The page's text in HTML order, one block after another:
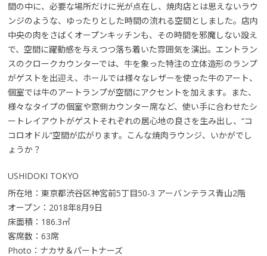
間の中に、必要な場所だけに光が点在し、焼肉店とは思えないラウ
ンジのような、ゆったりとした時間の流れる空間としました。店内
中央の肉をさばくオープンキッチンも、その時間を邪魔しない設え
で、空間に躍動感を与えつつ落ち着いた雰囲気を演出。エントラン
スのクロークカウンターでは、牛を象った特注の立体造形のランプ
がゲストを出迎え、ホールでは様々なレザーを使った牛のアート、
個室では牛のアートランプが空間にアクセントを加えます。また、
様々なタイプの個室や窓側カウンター席など、使い手に合わせたシ
ートレイアウトがゲストそれぞれの居心地の良さを生み出し、“コ
コロオドル”空間が広がります。こんな焼肉ラウンジ、いかがでし
ょうか？
USHIDOKI TOKYO
所在地：東京都渋谷区神宮前5丁目50-3 アーバンテラス青山2階
オープン：2018年8月9日
床面積：186.3㎡
客席数：63席
Photo：ナカサ＆パートナーズ